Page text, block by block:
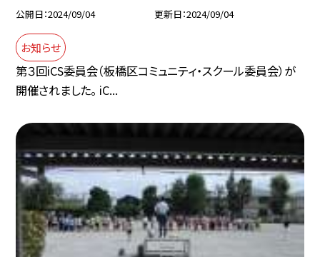
公開日 2024/09/04 更新日 2024/09/04
お知らせ
第３回iCS委員会（板橋区コミュニティ・スクール委員会）が
開催されました。 iC...